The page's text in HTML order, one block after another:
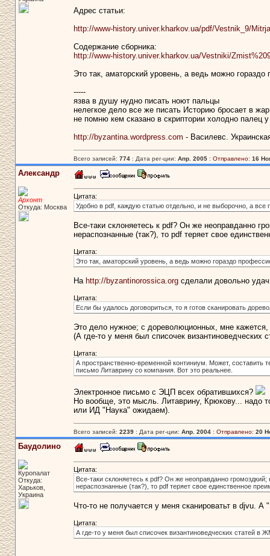
Адрес статьи:
http://www-history.univer.kharkov.ua/pdf/Vestnik_9/
Содержание сборника:
http://www-history.univer.kharkov.ua/Vestniki/
Это так, аматорский уровень, а ведь можно гораздо
-----
язва в душу нудно писать ноют пальцы
нелегкое дело все же писать Историю бросает в
не помню кем сказано в скриптории холодно палец
http://byzantina.wordpress.com - Василевс.
Всего записей: 774: Дата рег-ции: Апр. 2005: Отправлено: 16
Александр
Архонт
Откуда: Москва
Цитата:
Удобно в pdf, каждую статью отдельно, и не выборочно, а все
Все-таки склоняетесь к pdf? Он же неоправданно
нераспознанные (так?), то pdf теряет свое
Цитата:
Это так, аматорский уровень, а ведь можно гораздо
На http://byzantinorossica.orgсделали довольно
Цитата:
Если бы удалось договориться, то я готов сканировать
Это дело нужное; с дореволюционных, мне
(А где-то у меня был списочек
Цитата:
А пространственно-временной континиум. Может, составить
письмо Литаврину со компания. Вот это реальнее.
Электронное письмо с ЭЦП всех обратившихся?
Но вообще, это мысль. Литаврину, Крюкову... надо
или ИД "Наука" ожидаем).
Всего записей: 2239: Дата рег-ции: Апр. 2004: Отправлено: 20
Баудолино
Куропалат
Откуда:
Харьков,
Украина
Цитата:
Все-таки склоняетесь к pdf? Он же неоправданно
нераспознанные (так?), то pdf теряет свое единственное
Что-то не получается у меня сканироватьт в djvu.
Цитата:
А где-то у меня был списочек византиноведческих статей в